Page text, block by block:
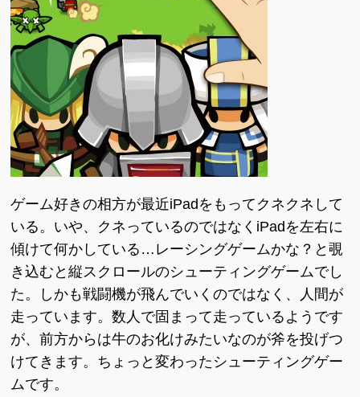
ゲーム好きの相方が最近iPadをもってクネクネして
いる。いや、クネっているのではなくiPadを左右に
傾けて何かしている…レーシングゲームかな？と覗
き込むと縦スクロールのシューティングゲームでし
た。しかも戦闘機が飛んでいくのではなく、人間が
走っています。数人で固まって走っているようです
が、前方からは牛のお化けみたいなのが斧を投げつ
けてきます。ちょっと変わったシューティングゲー
ムです。